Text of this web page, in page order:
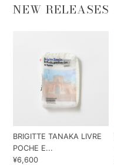
NEW RELEASES
BRIGITTE TANAKA LIVRE
POCHE E...
¥6,600